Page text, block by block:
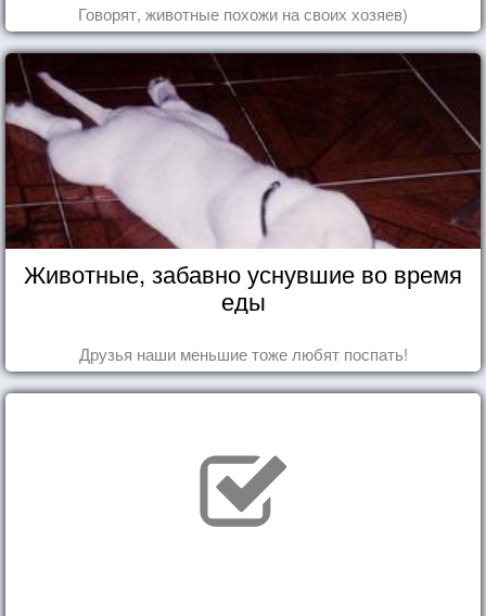
Говорят, животные похожи на своих хозяев)
Животные, забавно уснувшие во время
еды
Друзья наши меньшие тоже любят поспать!